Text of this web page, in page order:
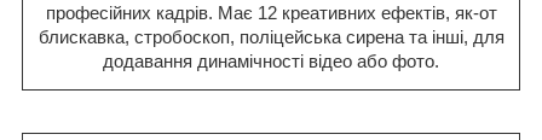
професійних кадрів. Має 12 креативних ефектів, як-от
блискавка, стробоскоп, поліцейська сирена та інші, для
додавання динамічності відео або фото.